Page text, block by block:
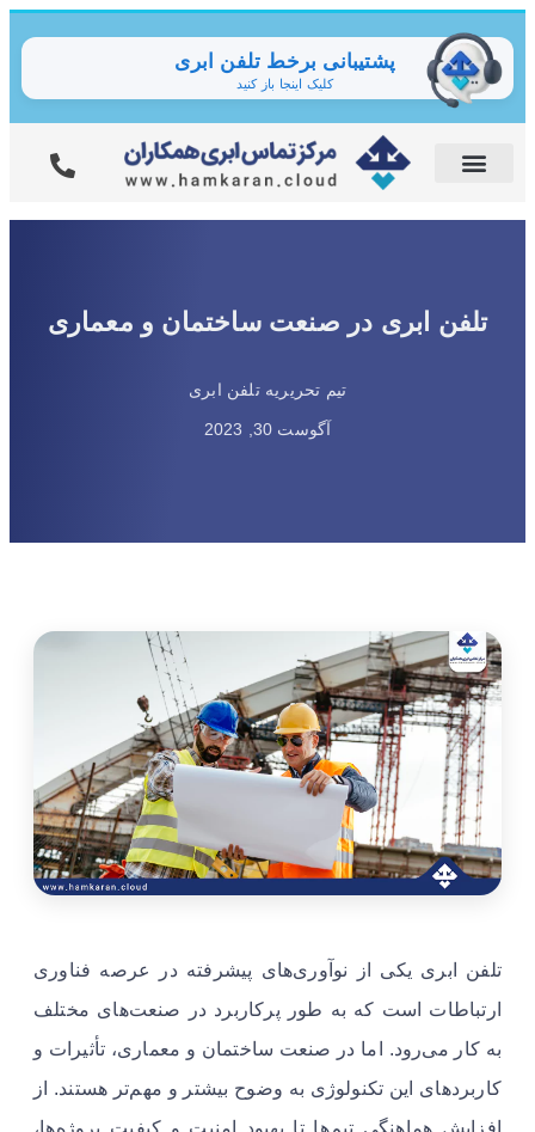
پشتیبانی برخط تلفن ابری
کلیک اینجا باز کنید
تلفن ابری در صنعت ساختمان و معماری
تیم تحریریه تلفن ابری
آگوست 30, 2023
تلفن ابری یکی از نوآوری‌های پیشرفته در عرصه فناوری
ارتباطات است که به طور پرکاربرد در صنعت‌های مختلف
به کار می‌رود. اما در صنعت ساختمان و معماری، تأثیرات و
کاربردهای این تکنولوژی به وضوح بیشتر و مهم‌تر هستند. از
افزایش هماهنگی تیم‌ها تا بهبود امنیت و کیفیت پروژه‌ها،